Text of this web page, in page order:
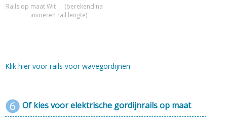
Rails op maat Wit
(berekend na
invoeren rail lengte)
Klik hier voor rails voor wavegordijnen
Of kies voor elektrische gordijnrails op maat